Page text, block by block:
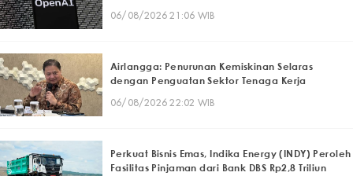
06/08/2026 21:06 WIB
Airlangga: Penurunan Kemiskinan Selaras
dengan Penguatan Sektor Tenaga Kerja
06/08/2026 22:02 WIB
Perkuat Bisnis Emas, Indika Energy (INDY) Peroleh
Fasilitas Pinjaman dari Bank DBS Rp2,8 Triliun